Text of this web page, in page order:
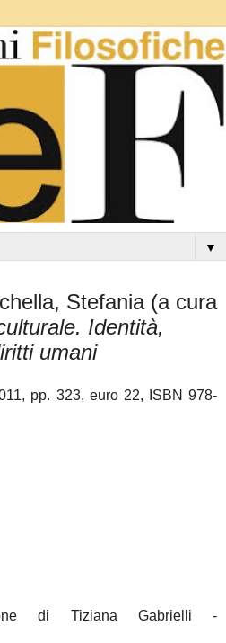
▼
Stefania (a cura
Identità,
umani
pp. 323, euro 22, ISBN 978-
di Tiziana Gabrielli -